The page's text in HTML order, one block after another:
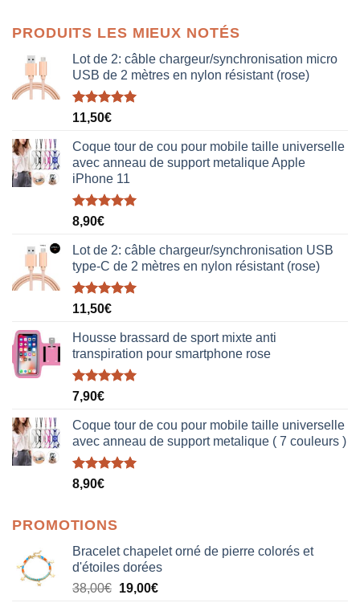
était :
38,00€.
est :
19,00€.
PRODUITS LES MIEUX NOTÉS
Lot de 2: câble chargeur/synchronisation micro
USB de 2 mètres en nylon résistant (rose)
Note5.00
11,50€
Coque tour de cou pour mobile taille universelle
avec anneau de support metalique Apple
iPhone 11
Note5.00
8,90€
Lot de 2: câble chargeur/synchronisation USB
type-C de 2 mètres en nylon résistant (rose)
Note5.00
11,50€
Housse brassard de sport mixte anti
transpiration pour smartphone rose
Note5.00
7,90€
Coque tour de cou pour mobile taille universelle
avec anneau de support metalique ( 7 couleurs )
Note5.00
8,90€
PROMOTIONS
Bracelet chapelet orné de pierre colorés et
d'étoiles dorées
38,00€ Le
19,00€Le